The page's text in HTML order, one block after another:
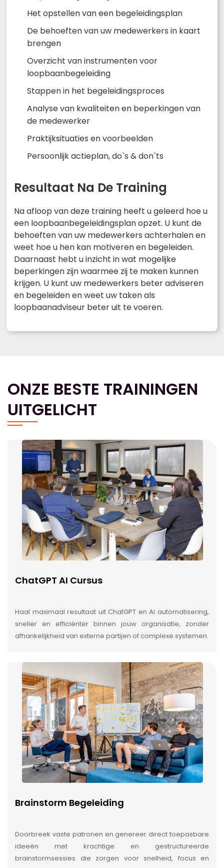
Het opstellen van een begeleidingsplan
De behoeften van uw medewerkers in kaart
brengen
Overzicht van instrumenten voor
loopbaanbegeleiding
Stappen in het begeleidingsproces
Analyse van kwaliteiten en beperkingen van
de medewerker
Praktijksituaties en voorbeelden
Persoonlijk actieplan, do`s & don`ts
Resultaat Na De Training
Na afloop van deze training heeft u geleerd hoe u
een loopbaanbegeleidingsplan opzet. U kunt de
behoeften van uw medewerkers achterhalen en
weet hoe u hen kan motiveren en begeleiden.
Daarnaast hebt u inzicht in wat mogelijke
beperkingen zijn waarmee zij te maken kunnen
krijgen. U kunt uw medewerkers beter adviseren
en begeleiden en weet uw taken als
loopbaanadviseur beter uit te voeren.
ONZE BESTE TRAININGEN
UITGELICHT
ChatGPT AI Cursus
Haal maximaal resultaat uit ChatGPT en AI automatisering,
sneller en efficiënter binnen jouw organisatie, zonder
afhankelijkheid van externe partijen of complexe systemen.
Brainstorm Begeleiding
Doorbreek vaste patronen en genereer direct toepasbare
ideeën met krachtige en gestructureerde
brainstormsessies die zorgen voor snelheid, focus en